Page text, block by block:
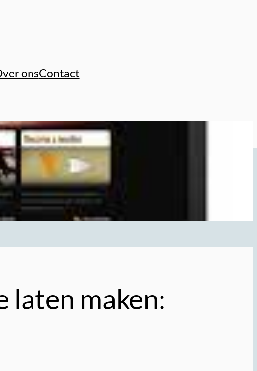
onsContact
laten maken: